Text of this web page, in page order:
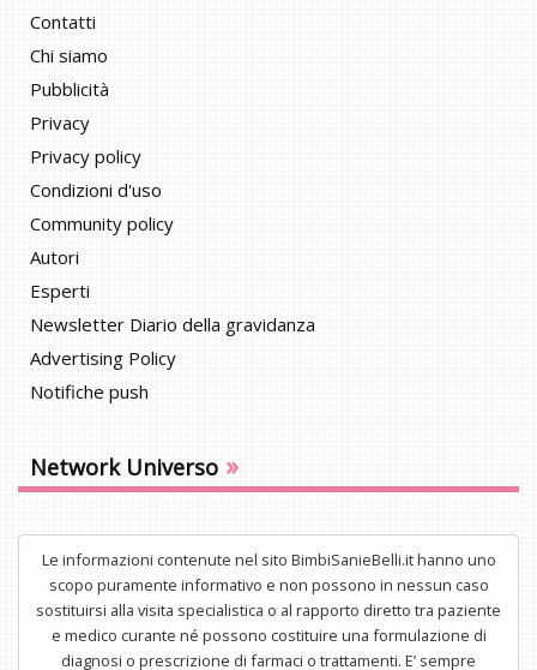
Contatti
Chi siamo
Pubblicità
Privacy
Privacy policy
Condizioni d'uso
Community policy
Autori
Esperti
Newsletter Diario della gravidanza
Advertising Policy
Notifiche push
Network Universo »
Le informazioni contenute nel sito BimbiSanieBelli.it hanno uno
scopo puramente informativo e non possono in nessun caso
sostituirsi alla visita specialistica o al rapporto diretto tra paziente
e medico curante né possono costituire una formulazione di
diagnosi o prescrizione di farmaci o trattamenti. E’ sempre